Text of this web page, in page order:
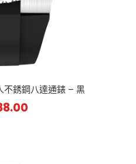
不銹鋼八達通錶 – 黑